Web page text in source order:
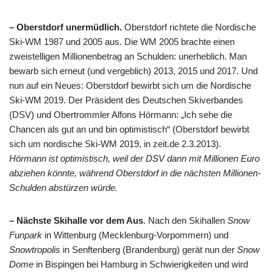
– Oberstdorf unermüdlich. Oberstdorf richtete die Nordische
Ski-WM 1987 und 2005 aus. Die WM 2005 brachte einen
zweistelligen Millionenbetrag an Schulden: unerheblich. Man
bewarb sich erneut (und vergeblich) 2013, 2015 und 2017. Und
nun auf ein Neues: Oberstdorf bewirbt sich um die Nordische
Ski-WM 2019. Der Präsident des Deutschen Skiverbandes
(DSV) und Obertrommler Alfons Hörmann: „Ich sehe die
Chancen als gut an und bin optimistisch“ (Oberstdorf bewirbt
sich um nordische Ski-WM 2019, in zeit.de 2.3.2013).
Hörmann ist optimistisch, weil der DSV dann mit Millionen Euro
abziehen könnte, während Oberstdorf in die nächsten Millionen-
Schulden abstürzen würde.
– Nächste Skihalle vor dem Aus. Nach den Skihallen Snow
Funpark in Wittenburg (Mecklenburg-Vorpommern) und
Snowtropolis in Senftenberg (Brandenburg) gerät nun der Snow
Dome in Bispingen bei Hamburg in Schwierigkeiten und wird